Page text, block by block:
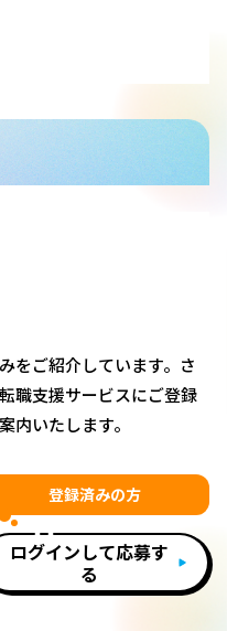
をご紹介しています。さ
職支援サービスにご登録
内いたします。
登録済みの方
ログインして応募す
る